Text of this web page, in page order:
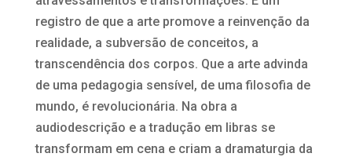
registro de que a arte promove a reinvenção da
realidade, a subversão de conceitos, a
transcendência dos corpos. Que a arte advinda
de uma pedagogia sensível, de uma filosofia de
mundo, é revolucionária. Na obra a
audiodescrição e a tradução em libras se
transformam em cena e criam a dramaturgia da